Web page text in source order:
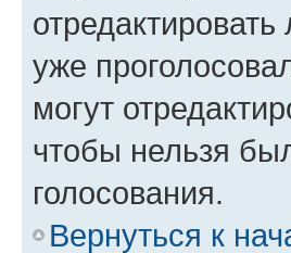
уже
могут
чтобы нельзя
голосования.
Вернуться к